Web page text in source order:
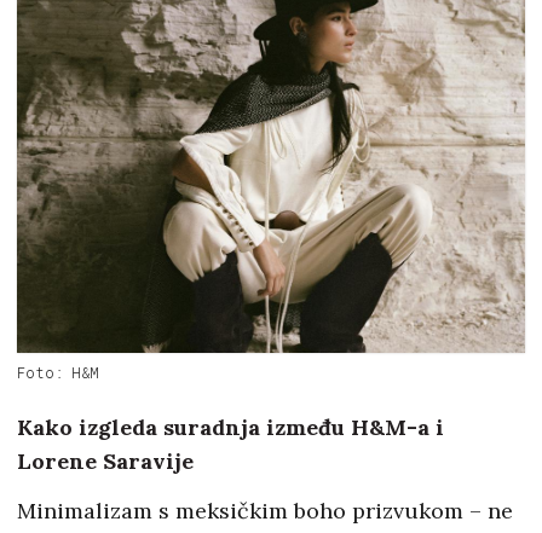
Foto: H&M
Kako izgleda suradnja između H&M-a i
Lorene Saravije
Minimalizam s meksičkim boho prizvukom – ne